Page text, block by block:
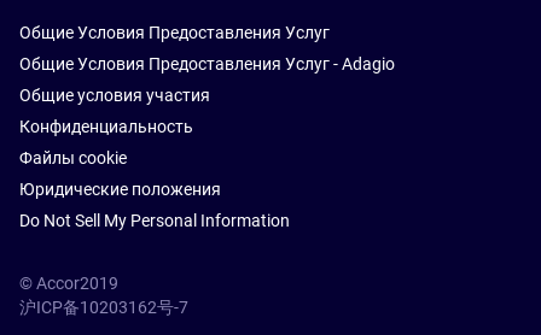
Общие Условия Предоставления Услуг
Общие Условия Предоставления Услуг - Adagio
Общие условия участия
Конфиденциальность
Файлы cookie
Юридические положения
Do Not Sell My Personal Information
© Accor2019
沪ICP备10203162号-7